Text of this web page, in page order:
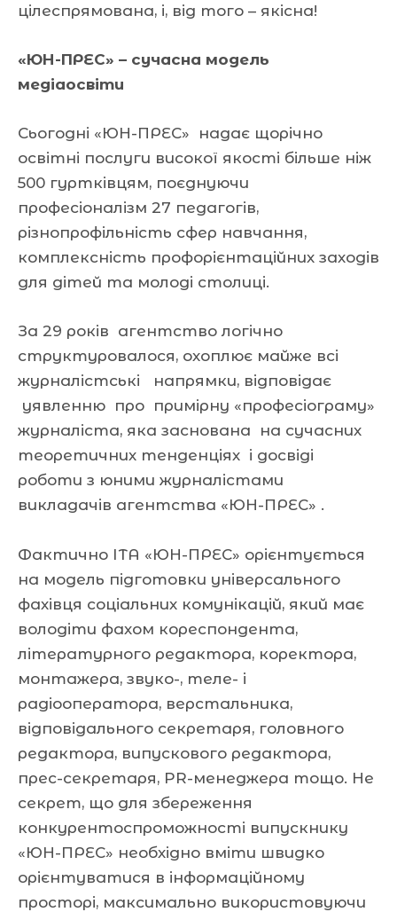
цілеспрямована, і, від того – якісна!
«ЮН-ПРЕС» – сучасна модель
медіаосвіти
Сьогодні «ЮН-ПРЕС» надає щорічно
освітні послуги високої якості більше ніж
500 гуртківцям, поєднуючи
професіоналізм 27 педагогів,
різнопрофільність сфер навчання,
комплексність профорієнтаційних заходів
для дітей та молоді столиці.
За 29 років агентство логічно
структуровалося, охоплює майже всі
журналістські напрямки, відповідає
уявленню про примірну «професіограму»
журналіста, яка заснована на сучасних
теоретичних тенденціях і досвіді
роботи з юними журналістами
викладачів агентства «ЮН-ПРЕС» .
Фактично ІТА «ЮН-ПРЕС» орієнтується
на модель підготовки універсального
фахівця соціальних комунікацій, який має
володіти фахом кореспондента,
літературного редактора, коректора,
монтажера, звуко-, теле- і
радіооператора, верстальника,
відповідального секретаря, головного
редактора, випускового редактора,
прес-секретаря, PR-менеджера тощо. Не
секрет, що для збереження
конкурентоспроможності випускнику
«ЮН-ПРЕС» необхідно вміти швидко
орієнтуватися в інформаційному
просторі, максимально використовуючи